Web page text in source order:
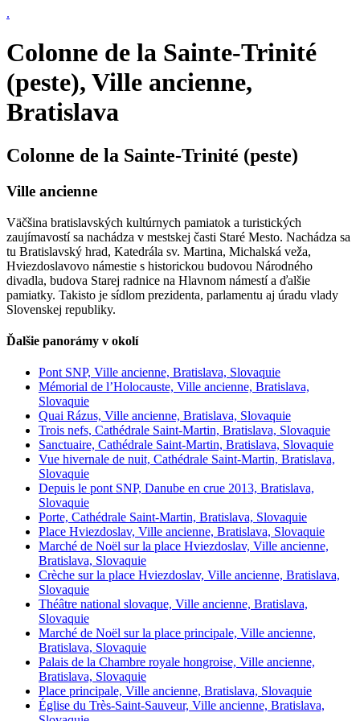
.
Colonne de la Sainte-Trinité
(peste), Ville ancienne,
Bratislava
Colonne de la Sainte-Trinité (peste)
Ville ancienne
Väčšina bratislavských kultúrnych pamiatok a turistických
zaujímavostí sa nachádza v mestskej časti Staré Mesto. Nachádza sa
tu Bratislavský hrad, Katedrála sv. Martina, Michalská veža,
Hviezdoslavovo námestie s historickou budovou Národného
divadla, budova Starej radnice na Hlavnom námestí a ďalšie
pamiatky. Takisto je sídlom prezidenta, parlamentu aj úradu vlady
Slovenskej republiky.
Ďalšie panorámy v okolí
Pont SNP, Ville ancienne, Bratislava, Slovaquie
Mémorial de l’Holocauste, Ville ancienne, Bratislava,
Slovaquie
Quai Rázus, Ville ancienne, Bratislava, Slovaquie
Trois nefs, Cathédrale Saint-Martin, Bratislava, Slovaquie
Sanctuaire, Cathédrale Saint-Martin, Bratislava, Slovaquie
Vue hivernale de nuit, Cathédrale Saint-Martin, Bratislava,
Slovaquie
Depuis le pont SNP, Danube en crue 2013, Bratislava,
Slovaquie
Porte, Cathédrale Saint-Martin, Bratislava, Slovaquie
Place Hviezdoslav, Ville ancienne, Bratislava, Slovaquie
Marché de Noël sur la place Hviezdoslav, Ville ancienne,
Bratislava, Slovaquie
Crèche sur la place Hviezdoslav, Ville ancienne, Bratislava,
Slovaquie
Théâtre national slovaque, Ville ancienne, Bratislava,
Slovaquie
Marché de Noël sur la place principale, Ville ancienne,
Bratislava, Slovaquie
Palais de la Chambre royale hongroise, Ville ancienne,
Bratislava, Slovaquie
Place principale, Ville ancienne, Bratislava, Slovaquie
Église du Très-Saint-Sauveur, Ville ancienne, Bratislava,